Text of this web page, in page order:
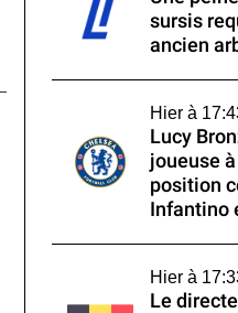
sursis
ancien
Hier à
Lucy
joueuse
position
Infantino
Hier à
Le